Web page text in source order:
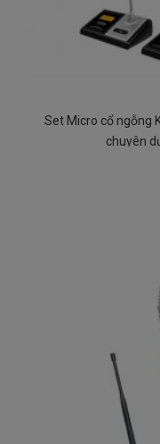
Set Micro cổ ngỗng
chuyên